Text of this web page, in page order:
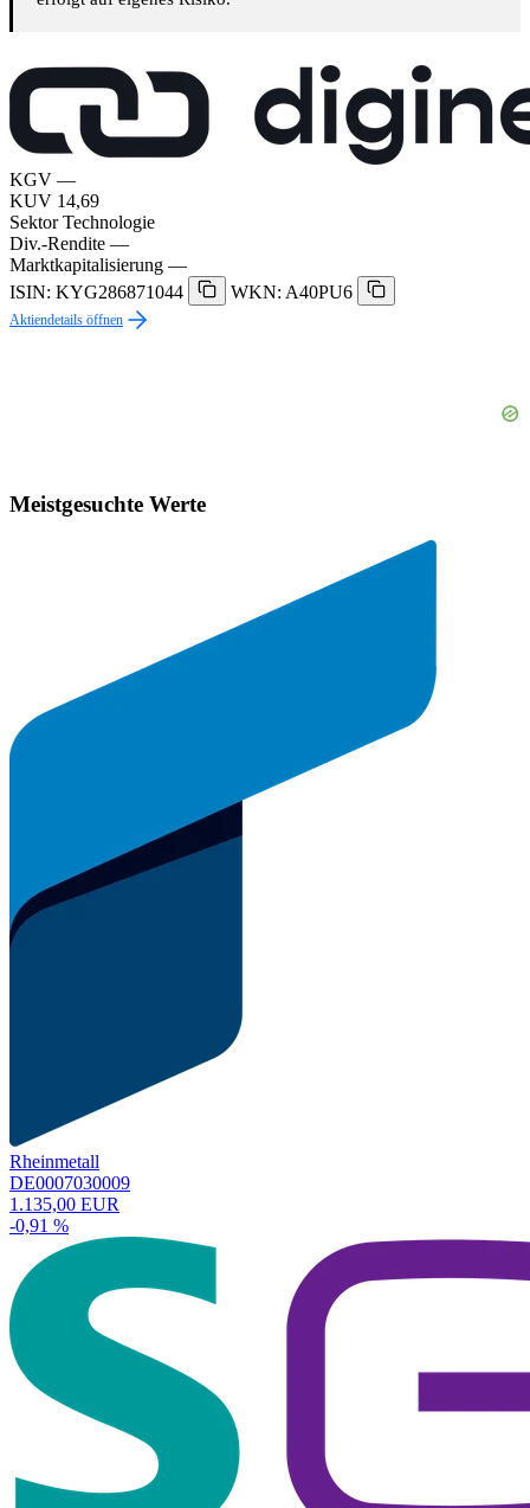
KGV —
KUV 14,69
Sektor Technologie
Div.-Rendite —
Marktkapitalisierung —
ISIN: KYG286871044
WKN: A40PU6
Aktiendetails öffnen
Meistgesuchte Werte
Rheinmetall
DE0007030009
1.135,00 EUR
-0,91 %